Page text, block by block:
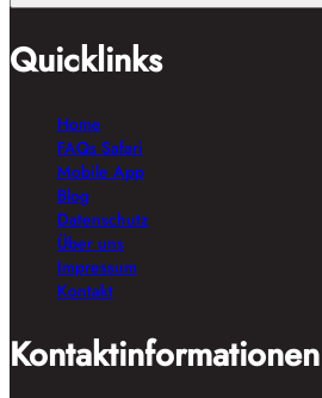
Quicklinks
Home
FAQs Safari
Mobile App
Blog
Datenschutz
Über uns
Impressum
Kontakt
Kontaktinformationen